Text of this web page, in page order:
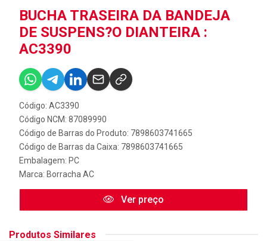
BUCHA TRASEIRA DA BANDEJA
DE SUSPENS?O DIANTEIRA :
AC3390
Código: AC3390
Código NCM: 87089990
Código de Barras do Produto: 7898603741665
Código de Barras da Caixa: 7898603741665
Embalagem: PC
Marca: Borracha AC
Ver preço
Produtos Similares